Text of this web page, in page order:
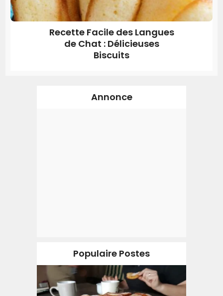
Recette Facile des Langues
de Chat : Délicieuses
Biscuits
Annonce
Populaire Postes